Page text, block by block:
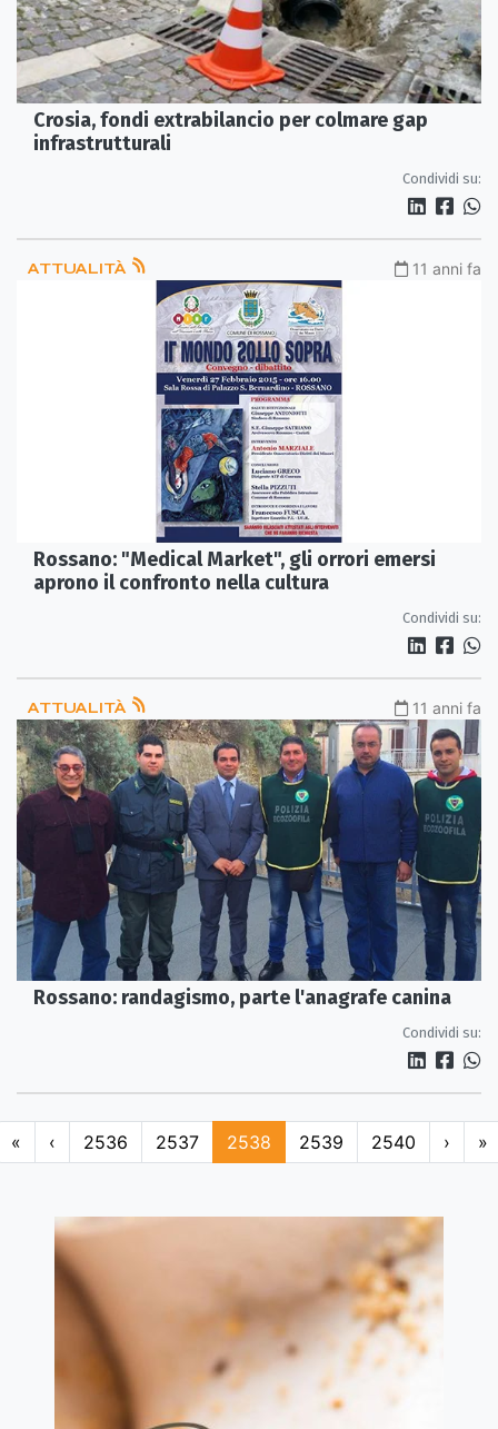
Crosia, fondi extrabilancio per colmare gap
infrastrutturali
Condividi su:
ATTUALITÀ 11 anni fa
Rossano: "Medical Market", gli orrori emersi
aprono il confronto nella cultura
Condividi su:
ATTUALITÀ 11 anni fa
Rossano: randagismo, parte l'anagrafe canina
Condividi su:
« ‹ 2536 2537 2538 2539 2540 › »